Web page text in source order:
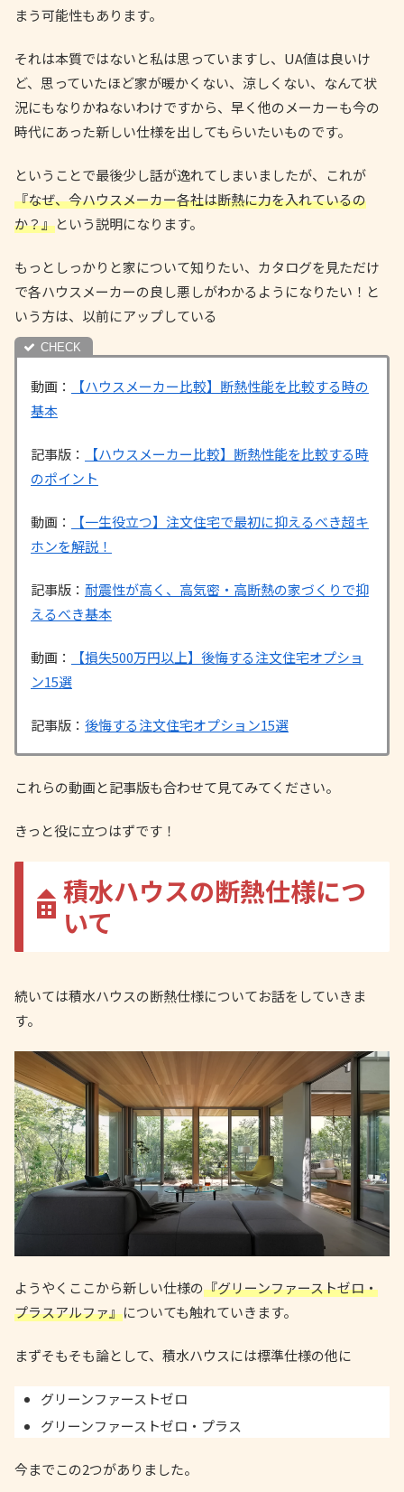
まう可能性もあります。
それは本質ではないと私は思っていますし、UA値は良いけ
ど、思っていたほど家が暖かくない、涼しくない、なんて状
況にもなりかねないわけですから、早く他のメーカーも今の
時代にあった新しい仕様を出してもらいたいものです。
ということで最後少し話が逸れてしまいましたが、これが
『なぜ、今ハウスメーカー各社は断熱に力を入れているの
か？』という説明になります。
もっとしっかりと家について知りたい、カタログを見ただけ
で各ハウスメーカーの良し悪しがわかるようになりたい！と
いう方は、以前にアップしている
動画：
【ハウスメーカー比較】断熱性能を比較する時の
基本
記事版：
【ハウスメーカー比較】断熱性能を比較する時
のポイント
動画：
【一生役立つ】注文住宅で最初に抑えるべき超キ
ホンを解説！
記事版： 耐震性が高く、高気密・高断熱の家づくりで抑
えるべき基本
動画：
【損失500万円以上】後悔する注文住宅オプショ
ン15選
記事版： 後悔する注文住宅オプション15選
これらの動画と記事版も合わせて見てみてください。
きっと役に立つはずです！
積水ハウスの断熱仕様につ
いて
続いては積水ハウスの断熱仕様についてお話をしていきま
す。
ようやくここから新しい仕様の『グリーンファーストゼロ・
プラスアルファ』についても触れていきます。
まずそもそも論として、積水ハウスには標準仕様の他に
グリーンファーストゼロ
グリーンファーストゼロ・プラス
今までこの2つがありました。